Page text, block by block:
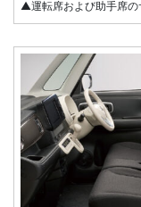
▲運転席および助手席の